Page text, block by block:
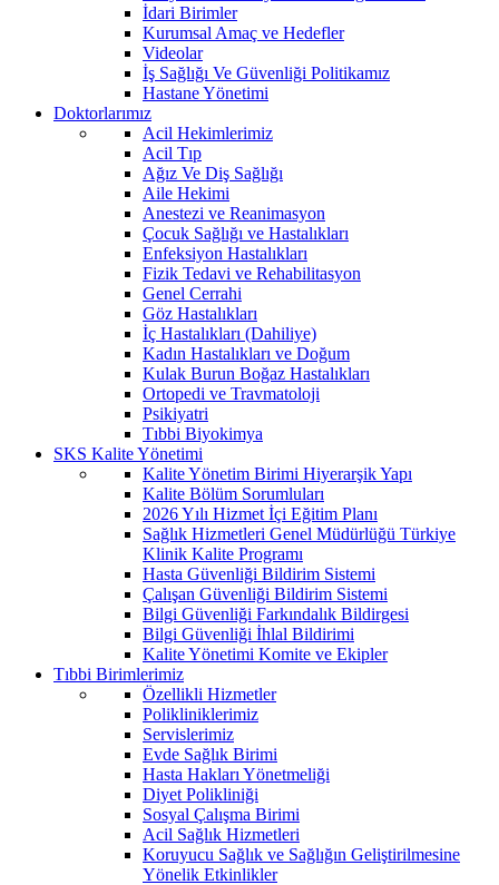
İdari Birimler
Kurumsal Amaç ve Hedefler
Videolar
İş Sağlığı Ve Güvenliği Politikamız
Hastane Yönetimi
Doktorlarımız
Acil Hekimlerimiz
Acil Tıp
Ağız Ve Diş Sağlığı
Aile Hekimi
Anestezi ve Reanimasyon
Çocuk Sağlığı ve Hastalıkları
Enfeksiyon Hastalıkları
Fizik Tedavi ve Rehabilitasyon
Genel Cerrahi
Göz Hastalıkları
İç Hastalıkları (Dahiliye)
Kadın Hastalıkları ve Doğum
Kulak Burun Boğaz Hastalıkları
Ortopedi ve Travmatoloji
Psikiyatri
Tıbbi Biyokimya
SKS Kalite Yönetimi
Kalite Yönetim Birimi Hiyerarşik Yapı
Kalite Bölüm Sorumluları
2026 Yılı Hizmet İçi Eğitim Planı
Sağlık Hizmetleri Genel Müdürlüğü Türkiye
Klinik Kalite Programı
Hasta Güvenliği Bildirim Sistemi
Çalışan Güvenliği Bildirim Sistemi
Bilgi Güvenliği Farkındalık Bildirgesi
Bilgi Güvenliği İhlal Bildirimi
Kalite Yönetimi Komite ve Ekipler
Tıbbi Birimlerimiz
Özellikli Hizmetler
Polikliniklerimiz
Servislerimiz
Evde Sağlık Birimi
Hasta Hakları Yönetmeliği
Diyet Polikliniği
Sosyal Çalışma Birimi
Acil Sağlık Hizmetleri
Koruyucu Sağlık ve Sağlığın Geliştirilmesine
Yönelik Etkinlikler